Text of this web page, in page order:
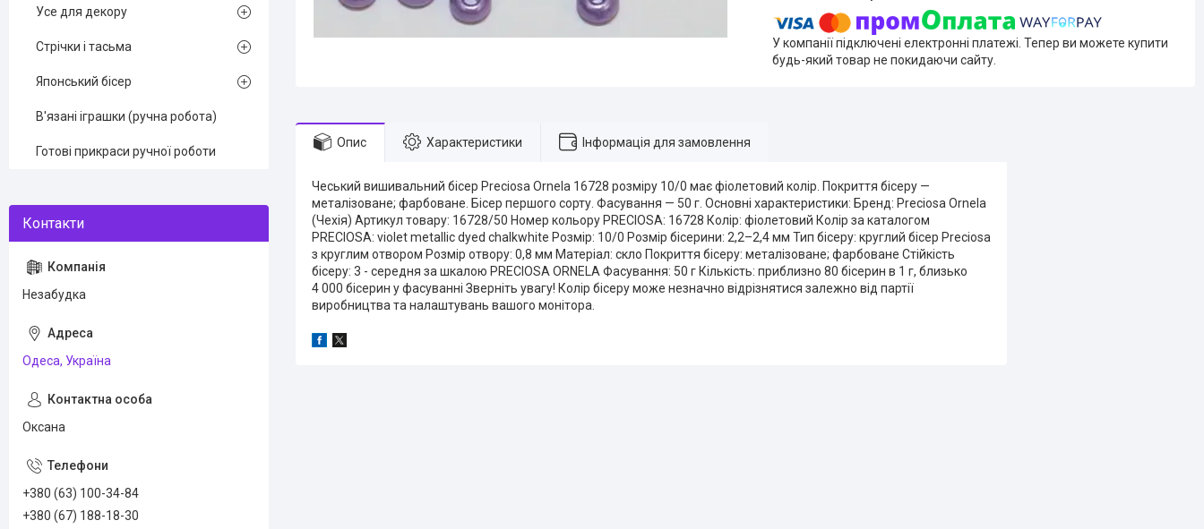
У компанії підключені електронні платежі. Тепер ви можете купити
будь-який товар не покидаючи сайту.
Опис Характеристики Інформація для замовлення
Чеський вишивальний бісер Preciosa Ornela 16728 розміру 10/0 має фіолетовий колір. Покриття бісеру —
металізоване; фарбоване. Бісер першого сорту. Фасування — 50 г. Основні характеристики: Бренд: Preciosa Ornela
(Чехія) Артикул товару: 16728/50 Номер кольору PRECIOSA: 16728 Колір: фіолетовий Колір за каталогом
PRECIOSA: violet metallic dyed chalkwhite Розмір: 10/0 Розмір бісерини: 2,2–2,4 мм Тип бісеру: круглий бісер Preciosa
з круглим отвором Розмір отвору: 0,8 мм Матеріал: скло Покриття бісеру: металізоване; фарбоване Стійкість
бісеру: 3 - середня за шкалою PRECIOSA ORNELA Фасування: 50 г Кількість: приблизно 80 бісерин в 1 г, близько
4 000 бісерин у фасуванні Зверніть увагу! Колір бісеру може незначно відрізнятися залежно від партії
виробництва та налаштувань вашого монітора.
Усе для декору
Стрічки і тасьма
Японський бісер
В'язані іграшки (ручна робота)
Готові прикраси ручної роботи
Незабудка
Одеса, Україна
Оксана
+380 (63) 100-34-84
+380 (67) 188-18-30